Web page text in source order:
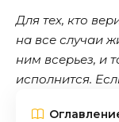
Для тех, кто
на все случаи
ним всерьез, и
исполнится.